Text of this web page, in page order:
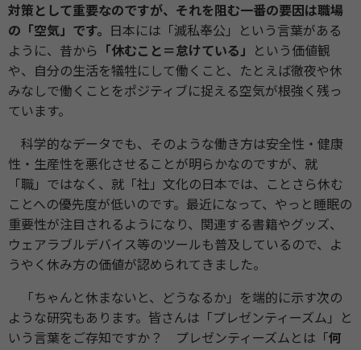
対策として重要なのですが、それを阻む一番の要因は職場
の「空気」です。
日本には「滅私奉公」という言葉がある
ように、昔から
「休むこと＝怠けている」
という価値観
や、自分の生活を犠牲にして働くこと、たとえば徹夜や休
みなしで働くことをポジティブに捉える空気が根強く残っ
ています。
科学的なデータでも、そのような働き方は安全性・健康
性・生産性を悪化させることが明らかなのですが、就
「職」ではなく、就「社」文化の日本では、ことさら休む
ことへの優先度が低いのです。最近になって、やっと睡眠の
重要性が注目されるようになり、関連する書籍やグッズ、
ウェアラブルデバイス等のツールも普及しているので、よ
うやく休み方の価値が認められてきました。
「ちゃんと休まないと、どうなるか」を端的に示す次の
ような研究もあります。皆さんは「プレゼンティーズム」と
いう言葉をご存知ですか？ プレゼンティーズムとは「 何